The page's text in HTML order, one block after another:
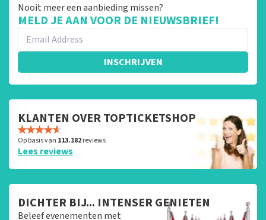
Nooit meer een aanbieding missen?
MELD JE AAN VOOR DE NIEUWSBRIEF!
INSCHRIJVEN
KLANTEN OVER TOPTICKETSHOP
Op basis van 113.182reviews
Lees reviews
DICHTER BIJ... INTENSER GENIETEN
Beleef evenementen met